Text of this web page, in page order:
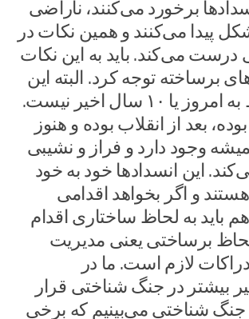
برخورد می‌کنند، ناراضی
پیدا می‌کنند و همین نکات در
درست می‌کند. باید به این نکات
برساخته توجه کرد. البته این
انسداد مربوط به امروز یا ۱۰ سال اخیر نیست.
بعد از انقلاب بوده و هنوز
وجود دارد و فراز و نشیبی
این انسدادها خود به خود
و اگر بخواهد اقدامی
باید به لحاظ ساختاری اقدام
برساختی یعنی مدیریت
لازم است. ما در
بیشتر در جنگ شناختی قرار
جنگ شناختی می‌بینیم که برخی